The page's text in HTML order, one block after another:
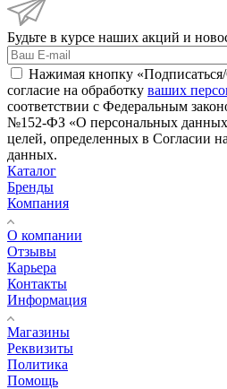
Будьте в курсе наших акций и
Нажимая кнопку
согласие на обработку ваших
соответствии с Федеральным
№152-ФЗ «О персональных
целей, определенных в Согласии
данных.
Каталог
Бренды
Компания
О компании
Отзывы
Карьера
Контакты
Информация
Магазины
Реквизиты
Политика
Помощь